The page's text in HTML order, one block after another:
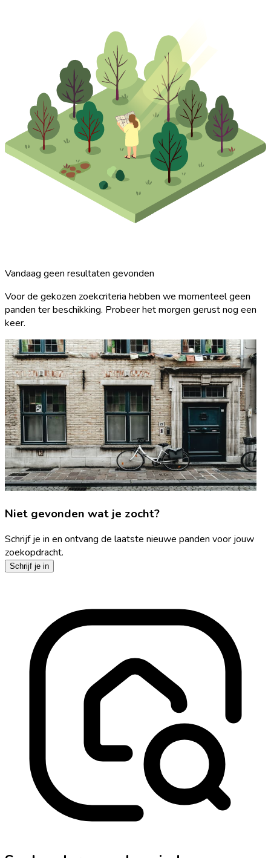
Vandaag geen resultaten gevonden
Voor de gekozen zoekcriteria hebben we momenteel geen
panden ter beschikking. Probeer het morgen gerust nog een
keer.
Niet gevonden wat je zocht?
Schrijf je in en ontvang de laatste nieuwe panden voor jouw
zoekopdracht.
Schrijf je in